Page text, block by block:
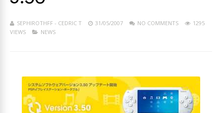
SEPHIROTHFF - CEDRIC T 31/05/2007 NO COMMENTS
1295
VIEWS
NEWS